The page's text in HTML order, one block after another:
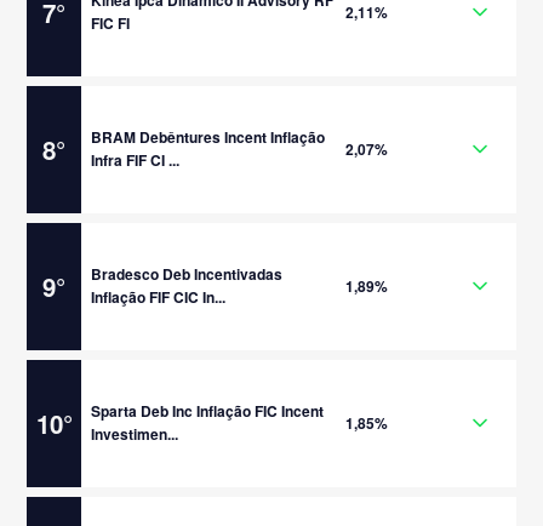
7°
FIC FI
2,11%
8°
BRAM Debêntures Incent Inflação
Infra FIF CI ...
2,07%
9°
Bradesco Deb Incentivadas
Inflação FIF CIC In...
1,89%
10°
Sparta Deb Inc Inflação FIC Incent
Investimen...
1,85%